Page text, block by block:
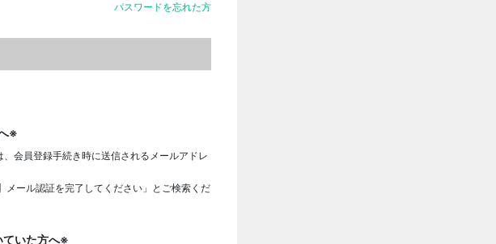
パスワードを忘れた方
※
会員登録手続き時に送信されるメールアドレ
メール認証を完了してください」とご検索くだ
ていた方へ※